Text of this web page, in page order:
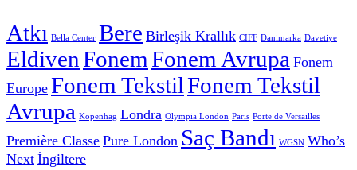
Atkı Bella Center Bere Birleşik Krallık CIFF Danimarka Davetiye
EldivenFonemFonem Avrupa Fonem
Europe Fonem TekstilFonem Tekstil
Avrupa Kopenhag Londra Olympia London Paris Porte de Versailles
Première Classe Pure London Saç Bandı WGSN Who’s
Next İngiltere